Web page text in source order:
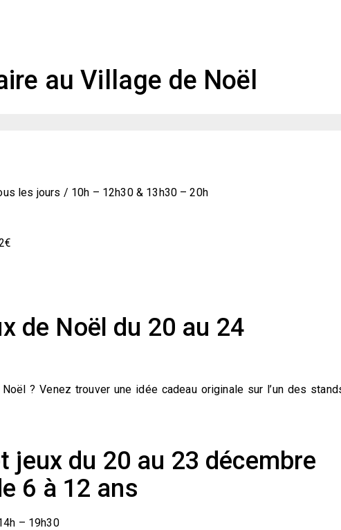
au Village de Noël
les jours / 10h – 12h30 & 13h30 – 20h
de Noël du 20 au 24
? Venez trouver une idée cadeau originale sur l’un des
jeux du 20 au 23 décembre
6 à 12 ans
– 19h30